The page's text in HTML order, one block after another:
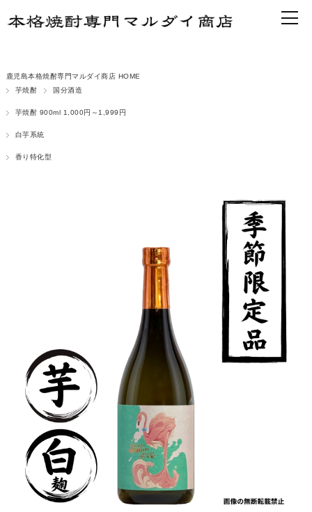
鹿児島本格焼酎専門マルダイ商店 HOME
芋焼酎
国分酒造
芋焼酎 900ml 1,000円～1,999円
白芋系統
香り特化型